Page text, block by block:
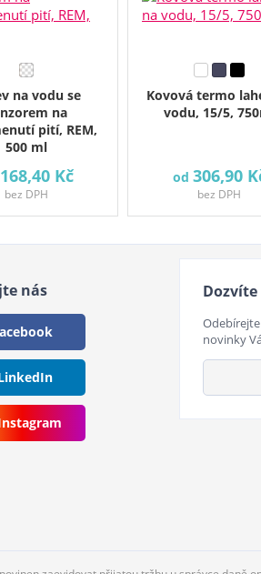
na vodu se
na
pití, REM,
500 ml
168,40 Kč
bez DPH
Kovová termo
vodu, 15/5,
od 306,90
bez DPH
nás
novinky